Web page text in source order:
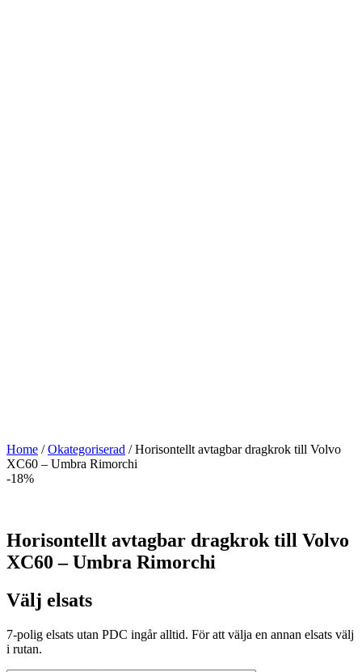
Home /Okategoriserad / Horisontellt avtagbar dragkrok till Volvo
XC60 – Umbra Rimorchi
-18%
Horisontellt avtagbar dragkrok till Volvo
XC60 – Umbra Rimorchi
Välj elsats
7-polig elsats utan PDC ingår alltid. För att välja en annan elsats välj
i rutan.